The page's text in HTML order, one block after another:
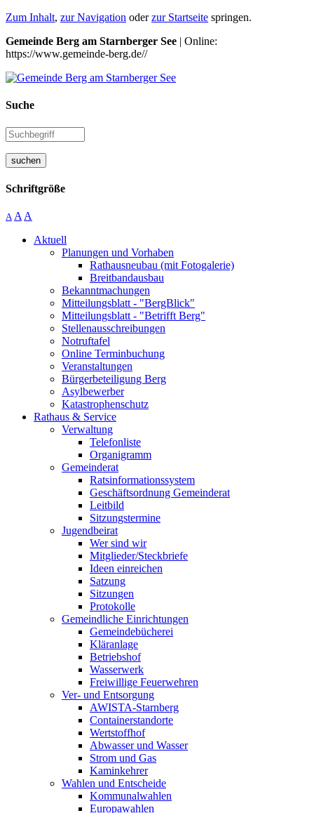
Zum Inhalt, zur Navigation oderzur Startseite springen.
Gemeinde Berg am Starnberger See | Online:
https://www.gemeinde-berg.de//
Suche
suchen
Schriftgröße
A A A
Aktuell
Planungen und Vorhaben
Rathausneubau (mit Fotogalerie)
Breitbandausbau
Bekanntmachungen
Mitteilungsblatt - "BergBlick"
Mitteilungsblatt - "Betrifft Berg"
Stellenausschreibungen
Notruftafel
Online Terminbuchung
Veranstaltungen
Bürgerbeteiligung Berg
Asylbewerber
Katastrophenschutz
Rathaus & Service
Verwaltung
Telefonliste
Organigramm
Gemeinderat
Ratsinformationssystem
Geschäftsordnung Gemeinderat
Leitbild
Sitzungstermine
Jugendbeirat
Wer sind wir
Mitglieder/Steckbriefe
Ideen einreichen
Satzung
Sitzungen
Protokolle
Gemeindliche Einrichtungen
Gemeindebücherei
Kläranlage
Betriebshof
Wasserwerk
Freiwillige Feuerwehren
Ver- und Entsorgung
AWISTA-Starnberg
Containerstandorte
Wertstoffhof
Abwasser und Wasser
Strom und Gas
Kaminkehrer
Wahlen und Entscheide
Kommunalwahlen
Europawahlen